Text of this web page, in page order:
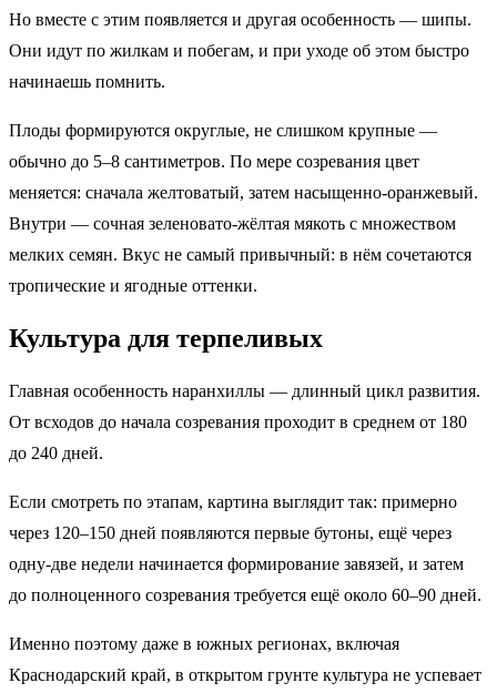
Но вместе с этим появляется и другая особенность — шипы.
Они идут по жилкам и побегам, и при уходе об этом быстро
начинаешь помнить.
Плоды формируются округлые, не слишком крупные —
обычно до 5–8 сантиметров. По мере созревания цвет
меняется: сначала желтоватый, затем насыщенно-оранжевый.
Внутри — сочная зеленовато-жёлтая мякоть с множеством
мелких семян. Вкус не самый привычный: в нём сочетаются
тропические и ягодные оттенки.
Культура для терпеливых
Главная особенность наранхиллы — длинный цикл развития.
От всходов до начала созревания проходит в среднем от 180
до 240 дней.
Если смотреть по этапам, картина выглядит так: примерно
через 120–150 дней появляются первые бутоны, ещё через
одну-две недели начинается формирование завязей, и затем
до полноценного созревания требуется ещё около 60–90 дней.
Именно поэтому даже в южных регионах, включая
Краснодарский край, в открытом грунте культура не успевает